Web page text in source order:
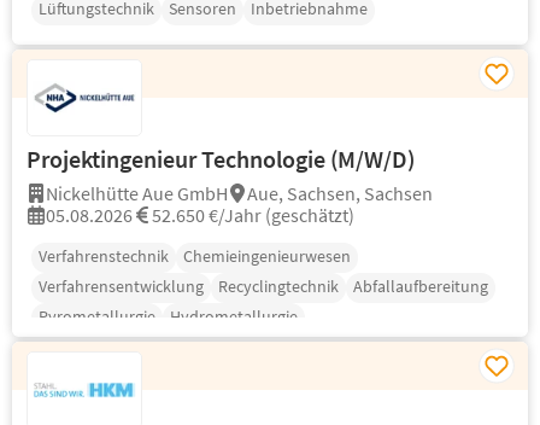
Lüftungstechnik
Sensoren Inbetriebnahme
Projektingenieur Technologie (M/W/D)
Nickelhütte Aue GmbH
Aue, Sachsen, Sachsen
05.08.2026
52.650 €/Jahr (geschätzt)
Verfahrenstechnik
Chemieingenieurwesen
Verfahrensentwicklung
Recyclingtechnik
Abfallaufbereitung
Pyrometallurgie
Hydrometallurgie